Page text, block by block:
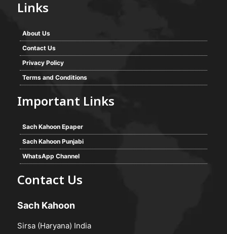
Links
About Us
Contact Us
Privacy Policy
Terms and Conditions
Important Links
Sach Kahoon Epaper
Sach Kahoon Punjabi
WhatsApp Channel
Contact Us
Sach Kahoon
Sirsa (Haryana) India